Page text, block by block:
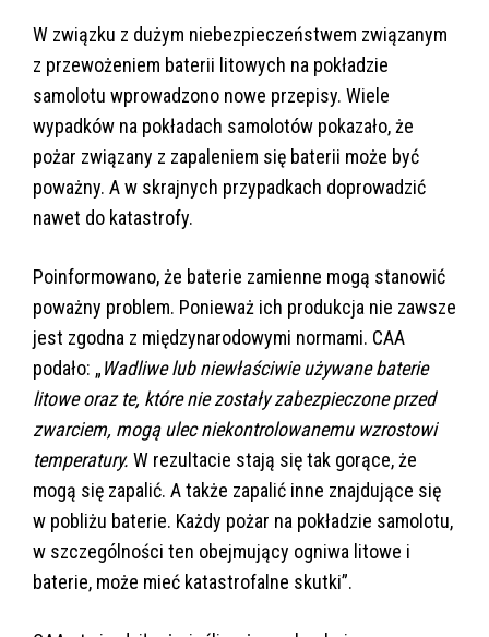
W związku z dużym niebezpieczeństwem związanym
z przewożeniem baterii litowych na pokładzie
samolotu wprowadzono nowe przepisy. Wiele
wypadków na pokładach samolotów pokazało, że
pożar związany z zapaleniem się baterii może być
poważny. A w skrajnych przypadkach doprowadzić
nawet do katastrofy.
Poinformowano, że baterie zamienne mogą stanowić
poważny problem. Ponieważ ich produkcja nie zawsze
jest zgodna z międzynarodowymi normami. CAA
podało: „Wadliwe lub niewłaściwie używane baterie
litowe oraz te, które nie zostały zabezpieczone przed
zwarciem, mogą ulec niekontrolowanemu wzrostowi
temperatury. W rezultacie stają się tak gorące, że
mogą się zapalić. A także zapalić inne znajdujące się
w pobliżu baterie. Każdy pożar na pokładzie samolotu,
w szczególności ten obejmujący ogniwa litowe i
baterie, może mieć katastrofalne skutki”.